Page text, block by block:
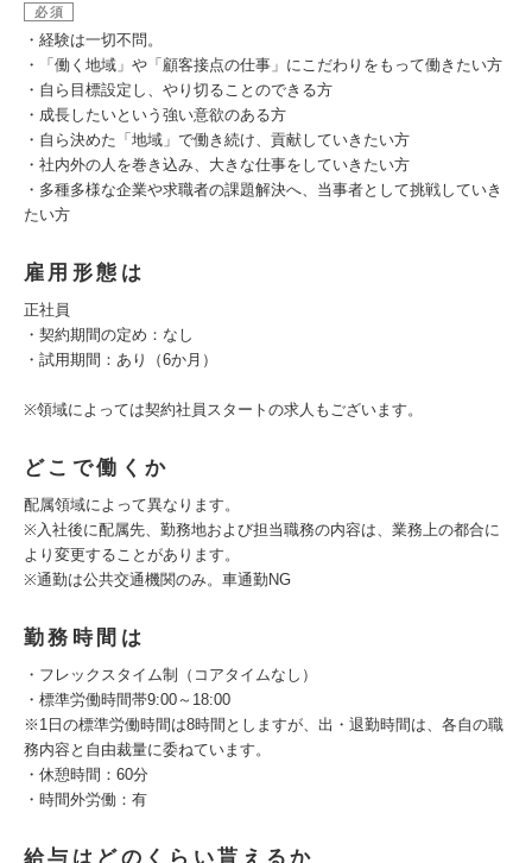
必須
・経験は一切不問。
・「働く地域」や「顧客接点の仕事」にこだわりをもって働きたい方
・自ら目標設定し、やり切ることのできる方
・成長したいという強い意欲のある方
・自ら決めた「地域」で働き続け、貢献していきたい方
・社内外の人を巻き込み、大きな仕事をしていきたい方
・多種多様な企業や求職者の課題解決へ、当事者として挑戦していき
たい方
雇用形態は
正社員
・契約期間の定め：なし
・試用期間：あり（6か月）
※領域によっては契約社員スタートの求人もございます。
どこで働くか
配属領域によって異なります。
※入社後に配属先、勤務地および担当職務の内容は、業務上の都合に
より変更することがあります。
※通勤は公共交通機関のみ。車通勤NG
勤務時間は
・フレックスタイム制（コアタイムなし）
・標準労働時間帯9:00～18:00
※1日の標準労働時間は8時間としますが、出・退勤時間は、各自の職
務内容と自由裁量に委ねています。
・休憩時間：60分
・時間外労働：有
給与はどのくらい貰えるか